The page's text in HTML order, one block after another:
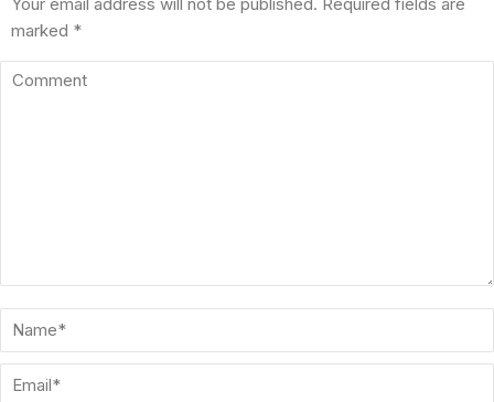
marked *
Comment
Name *
Email *